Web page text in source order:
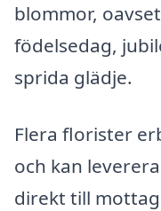
blommor,
födelsedag,
sprida glädje.
Flera florister
och kan
direkt till